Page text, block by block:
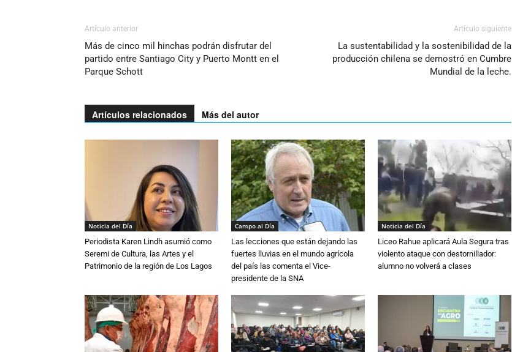
Artículo anterior
Más de cinco mil hinchas podrán disfrutar del
partido entre Santiago City y Puerto Montt en el
Parque Schott
Artículo siguiente
La sustentabilidad y la sostenibilidad de la
producción chilena se demostró en Cumbre
Mundial de la leche.
Artículos relacionados Más del autor
Noticia del Día
Periodista Karen Lindh asumió como
Seremi de Cultura, las Artes y el
Patrimonio de la región de Los Lagos
Campo al Día
Las lecciones que están dejando las
fuertes lluvias en el mundo agrícola
del país las comenta el Vice-
presidente de la SNA
Noticia del Día
Liceo Rahue aplicará Aula Segura tras
violento ataque con destornillador:
alumno no volverá a clases